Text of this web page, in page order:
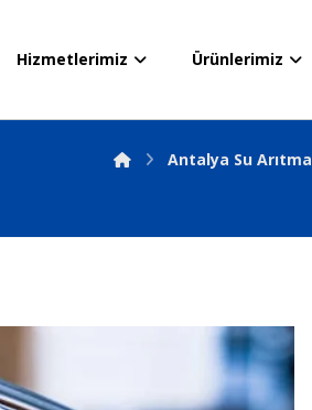
Hizmetlerimiz Ürünlerimiz
Antalya Su Arıtma